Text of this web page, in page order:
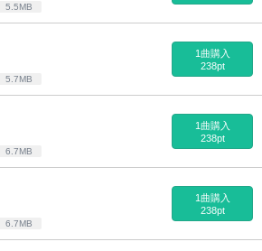
5.5MB
5.7MB
1曲購入
238pt
6.7MB
1曲購入
238pt
6.7MB
1曲購入
238pt